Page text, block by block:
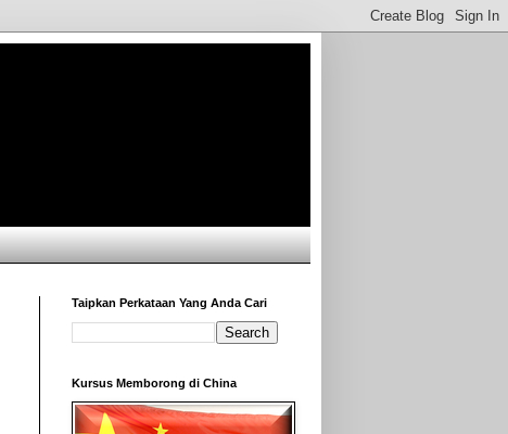
Taipkan Perkataan Yang Anda Cari
Kursus Memborong di China